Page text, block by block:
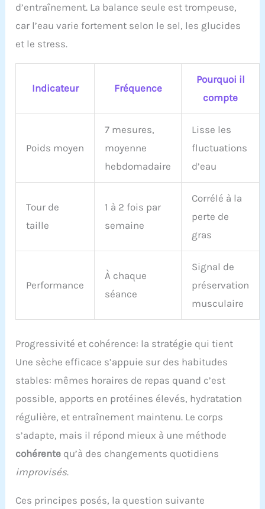
d’entraînement. La balance seule est trompeuse,
car l’eau varie fortement selon le sel, les glucides
et le stress.
Indicateur Fréquence
Pourquoi il
compte
Poids moyen
7 mesures,
moyenne
hebdomadaire
Lisse les
fluctuations
d’eau
Tour de
taille
1 à 2 fois par
semaine
Corrélé à la
perte de
gras
Performance
À chaque
séance
Signal de
préservation
musculaire
Progressivité et cohérence: la stratégie qui tient
Une sèche efficace s’appuie sur des habitudes
stables: mêmes horaires de repas quand c’est
possible, apports en protéines élevés, hydratation
régulière, et entraînement maintenu. Le corps
s’adapte, mais il répond mieux à une méthode
cohérente qu’à des changements quotidiens
improvisés.
Ces principes posés, la question suivante